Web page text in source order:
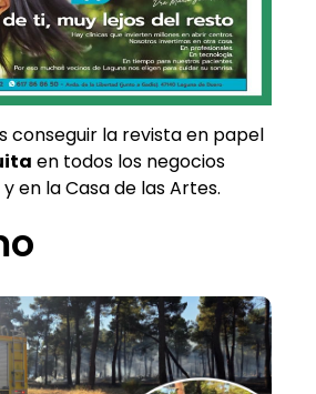
conseguir la revista en papel
en todos los negocios
en la Casa de las Artes.